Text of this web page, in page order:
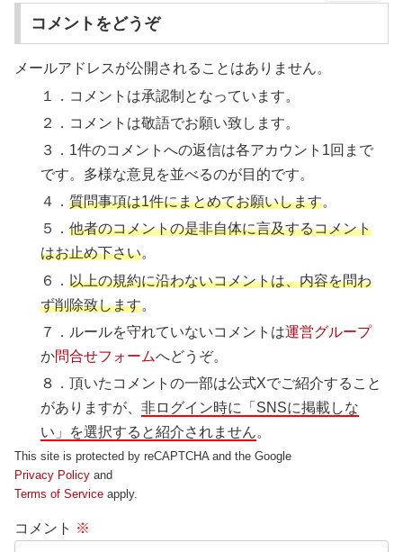
コメントをどうぞ
メールアドレスが公開されることはありません。
１．コメントは承認制となっています。
２．コメントは敬語でお願い致します。
３．1件のコメントへの返信は各アカウント1回まで
です。多様な意見を並べるのが目的です。
４．質問事項は1件にまとめてお願いします。
５．他者のコメントの是非自体に言及するコメント
はお止め下さい。
６．以上の規約に沿わないコメントは、内容を問わ
ず削除致します。
７．ルールを守れていないコメントは運営グループ
か問合せフォームへどうぞ。
８．頂いたコメントの一部は公式Xでご紹介すること
がありますが、非ログイン時に「SNSに掲載しな
い」を選択すると紹介されません。
This site is protected by reCAPTCHA and the Google
Privacy Policy and
Terms of Service apply.
コメント ※